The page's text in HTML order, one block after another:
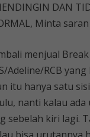
DAN
Minta
menjual
Adeline/RCB
itu hanya satu
nanti kalau ada
sebelah kiri lagi.